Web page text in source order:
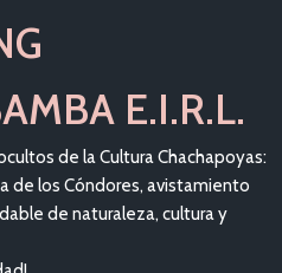
E.I.R.L.
de la Cultura Chachapoyas:
de los Cóndores, avistamiento
de naturaleza, cultura y